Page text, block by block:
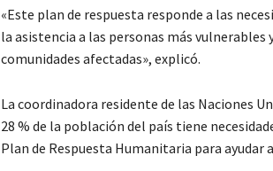
«Este plan de respuesta responde a las
la asistencia a las personas más
comunidades afectadas», explicó.
La coordinadora residente de las Naciones
28 % de la población del país tiene
Plan de Respuesta Humanitaria para ayudar